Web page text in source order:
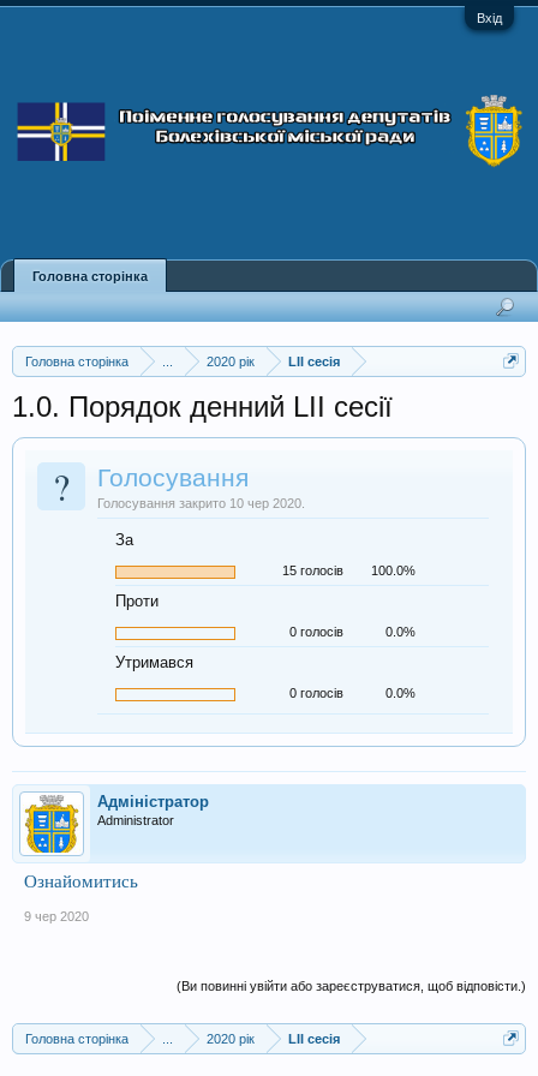
Вхід
Головна сторінка 2020 рік LII сесія
1.0. Порядок денний LII сесії
? Голосування
Голосування закрито 10 чер 2020.
За
15 голосів 100.0%
Проти
0 голосів 0.0%
Утримався
0 голосів 0.0%
Адміністратор
Administrator
Ознайомитись
9 чер 2020
(Ви повинні увійти або зареєструватися, щоб відповісти.)
Головна сторінка 2020 рік LII сесія
Головна сторінка